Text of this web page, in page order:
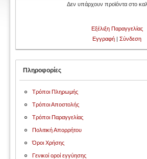
Δεν υπάρχουν προϊόντα στο
Εξέλιξη Παραγγελίας
Εγγραφή | Σύνδεση
Πληροφορίες
Τρόποι Πληρωμής
Τρόποι Αποστολής
Τρόποι Παραγγελίας
Πολιτική Απορρήτου
Όροι Χρήσης
Γενικοί οροί εγγύησης